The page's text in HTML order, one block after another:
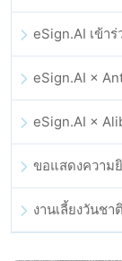
งานเลี้ยงวันช